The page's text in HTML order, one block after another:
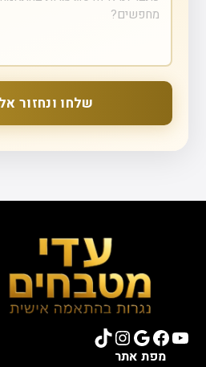
שלחו ונחזור
YouTube
Facebook
Google
Instagram
TikTok
מפת אתר